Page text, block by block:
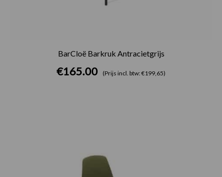
BarCloë Barkruk Antracietgrijs
€165.00 (Prijs incl. btw: €199,65)